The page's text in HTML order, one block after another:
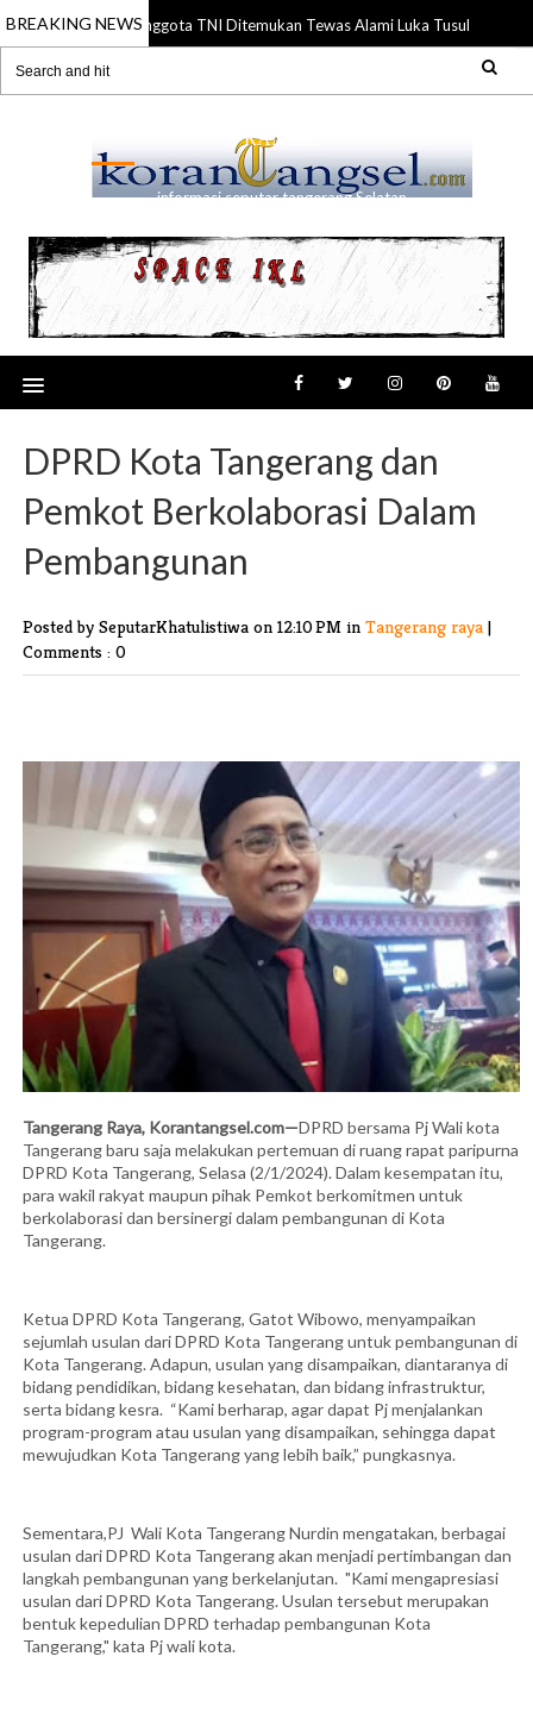
BREAKING NEWS
21 Jul 2026 Anggota TNI Ditemukan Tewas Alami Luka Tusuk di
RANSEL
informasi seputar tangerang Selatan
DPRD Kota Tangerang dan
Pemkot Berkolaborasi Dalam
Pembangunan
Posted by SeputarKhatulistiwa on 12:10 PM in Tangerang raya |
Comments : 0
Tangerang Raya, Korantangsel.com—DPRD bersama Pj Wali kota
Tangerang baru saja melakukan pertemuan di ruang rapat paripurna
DPRD Kota Tangerang, Selasa (2/1/2024). Dalam kesempatan itu,
para wakil rakyat maupun pihak Pemkot berkomitmen untuk
berkolaborasi dan bersinergi dalam pembangunan di Kota
Tangerang.
Ketua DPRD Kota Tangerang, Gatot Wibowo, menyampaikan
sejumlah usulan dari DPRD Kota Tangerang untuk pembangunan di
Kota Tangerang. Adapun, usulan yang disampaikan, diantaranya di
bidang pendidikan, bidang kesehatan, dan bidang infrastruktur,
serta bidang kesra. “Kami berharap, agar dapat Pj menjalankan
program-program atau usulan yang disampaikan, sehingga dapat
mewujudkan Kota Tangerang yang lebih baik,” pungkasnya.
Sementara,PJ Wali Kota Tangerang Nurdin mengatakan, berbagai
usulan dari DPRD Kota Tangerang akan menjadi pertimbangan dan
langkah pembangunan yang berkelanjutan. "Kami mengapresiasi
usulan dari DPRD Kota Tangerang. Usulan tersebut merupakan
bentuk kepedulian DPRD terhadap pembangunan Kota
Tangerang," kata Pj wali kota.